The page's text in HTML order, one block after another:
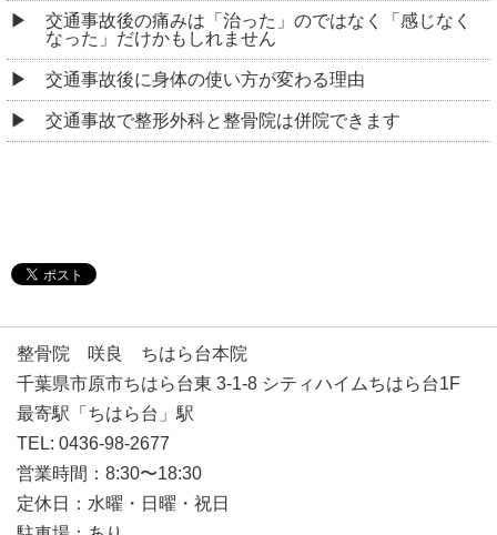
交通事故後の痛みは「治った」のではなく「感じなく
なった」だけかもしれません
交通事故後に身体の使い方が変わる理由
交通事故で整形外科と整骨院は併院できます
整骨院 咲良 ちはら台本院
千葉県市原市ちはら台東 3-1-8 シティハイムちはら台1F
最寄駅「ちはら台」駅
TEL: 0436-98-2677
営業時間：8:30〜18:30
定休日：水曜・日曜・祝日